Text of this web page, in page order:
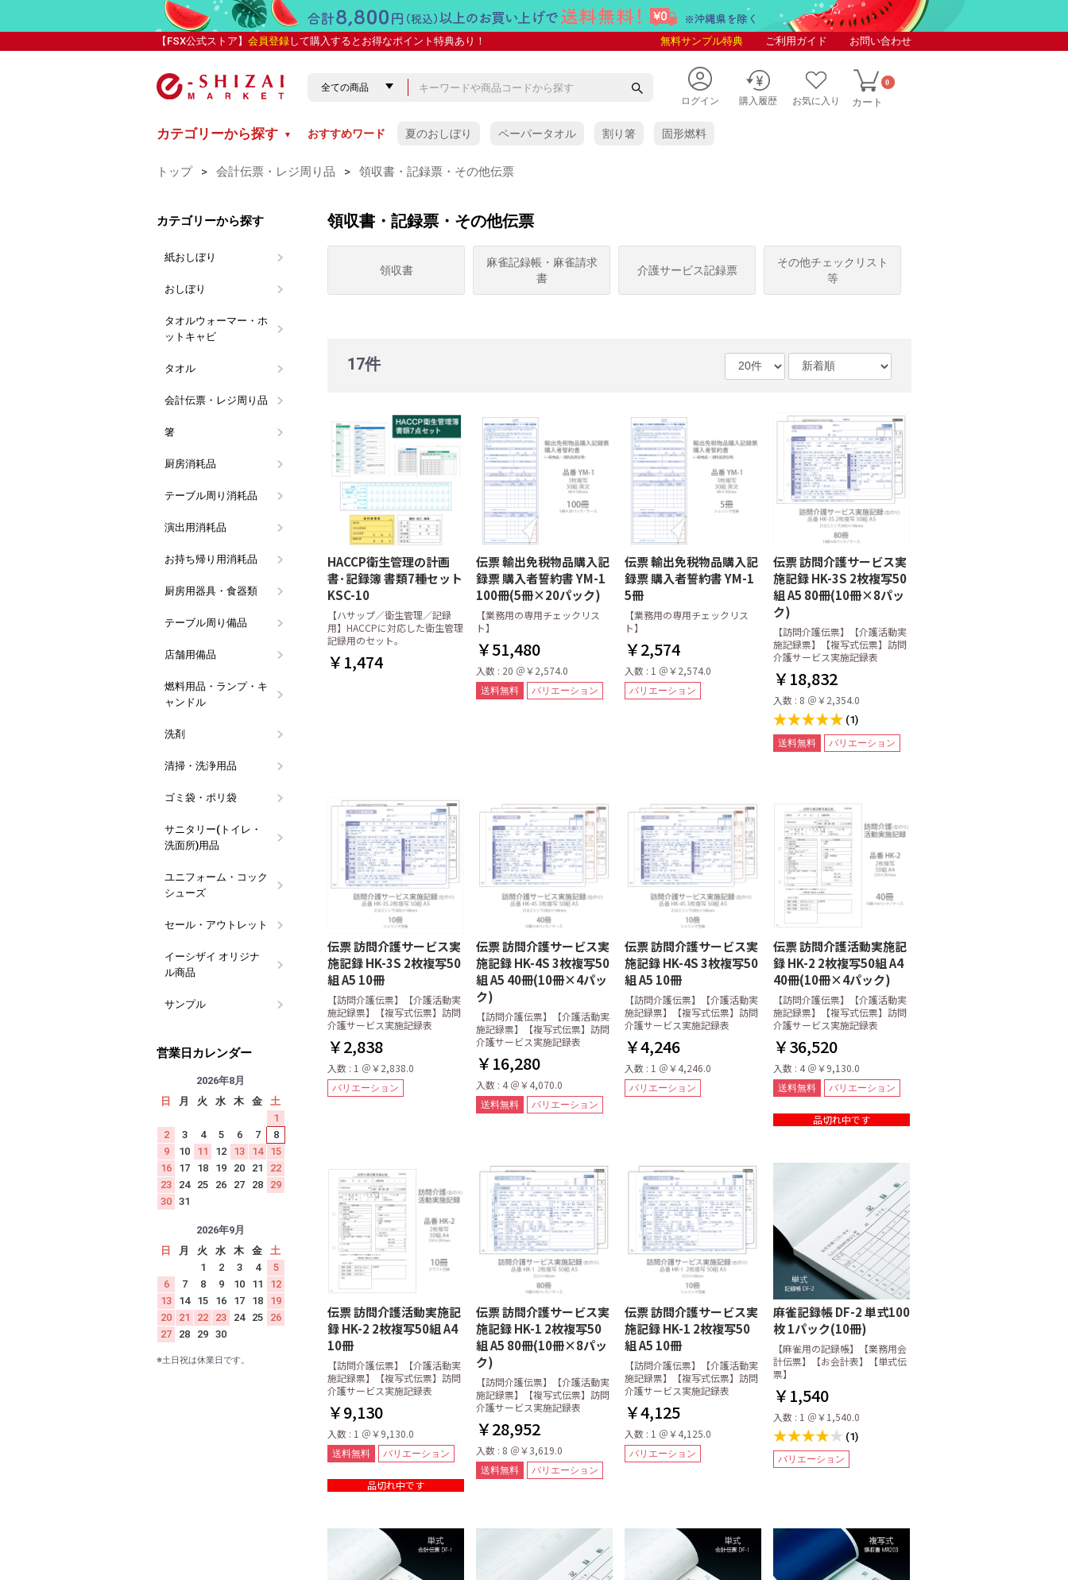
【FSX公式ストア】 会員登録して購入するとお得なポイント特典あり！ 無料サンプル特典 ご利用ガイド お問い合わせ
ログイン 購入履歴 お気に入り カート
0
カテゴリーから探す ▼ おすすめワード 夏のおしぼり ペーパータオル 割り箸 固形燃料
トップ > 会計伝票・レジ周り品 > 領収書・記録票・その他伝票
カテゴリーから探す
紙おしぼり ケース販売
少量パック
ケース販売
少量パック
ケース販売
少量パック
アロマプレミアム
アロマプレミアム with
SILKY(シルキー)
COLORS(カラーズ)
金銀おしぼり
スパンレース
タイムリー
タイムリーHC
リフレ 未晒し
フレッシュメイト
e-style
ソフトクリーン
イオニオン
クロスクリーン
クリール
スーパークリーン
HAND&BODY
その他の紙おしぼり
VB-COSME-おしぼり
おしぼり
タオルウォーマー・ホ
ットキャビ
タオル ハンドタオル
タオルハンガー
会計伝票・レジ周り品
箸 菩提樹(ぼだいじゅ)
アスペン(白楊)
竹・炭化竹
エゾ松/トド松
箸袋入り箸 1ケース(100膳)
1パック(10膳)
四角(21cm)
八角(22.5cm)
六角(23cm)
箸袋・箸帯・箸置 箸袋 日本の色シリーズ
箸袋 きものシリーズ
箸袋ハカマ
箸袋中袋
箸帯・箸巻紙
箸置・箸箱
厨房消耗品 ポリエチレン手袋
アルミホイル・クッキング
キッチンペーパー
ペーパータオル 中判 (レギュラー)
小判 (エコノミー)
ペーパータオル・ティッシ
ュホルダー
中判 (レギュラー)
小判 (エコノミー)
中判小判兼用タイプ
キッチンペーパーラック
ミートペーパー・ドリップ
フリーザーバッグ・保存用
ポリエチレン手袋
ラテックス手袋
厚手ビニール手袋
使い捨て手袋・厚手ビニー
ポリエチレン手袋
ラテックス手袋
厚手ビニール手袋
ニトリル手袋
水切りネット
マスク・ヘアキャップ ぎんなん串
鉄砲串
田楽串
のし串
ぎんなん串
鉄砲串
田楽串
のし串
松葉串
真空パック用ナイロンポリ
だしとり袋・アク取りシー
殺虫・防虫剤
スポンジ類
張り合わせウレタンスポン
ネットスポンジ・ゴッシュ
たわし
タワシ類 不織布たわし
布たわし
パームたわし
金たわし
その他のたわし
カウンタークロス
クロス類
その他厨房消耗品
テーブル周り消耗品 ティッシュ
ペーパーコースター
楊枝・ピンチョス
使い捨てエプロン ストレートストロー
フレックスストロー(曲がる
ストロー)
個包装ストロー
ペーパーストロー
紙ナプキン 2/3タイプ 紙ナプキン
六つ折 紙ナプキン
四つ折 紙ナプキン
2プライ(八つ折) 紙ナプキン
紙製テーブルマット
テーブルクロス シート100×100cm
シート150×150cm
ロール100cm×100m
ロール150cm×100m
スパチュラ(使い捨て木製ヘ
使い捨てマスクケース 抗菌加工
低単価
大判サイズ
演出用消耗品 レースペーパー レースペーパー丸型
レースペーパー小判型
花火(演出用)
お持ち帰り用消耗品
使い捨てスプーン・フォー
使い捨てマドラー
フードパック・輪ゴム
タレビン
アルミカップ・グラシンケ
紙皿・紙容器・使い捨て容
紙コップ
保冷剤 ビニール タイプ
不織布 タイプ
プラカップ プラカップ本体
プラカップ専用の蓋
少量販売
耐油平袋(ファシルパック)
厨房用器具・食器類 鍋・鍋用備品・フライパン 卓上鍋
中華鍋
フライパン
寸胴鍋
円付鍋
雪平鍋
鍋用備品
三島土鍋
スキレット
ごはん鍋
その他オーブン・鍋
お玉・レードル・カス揚げ 卓上お玉
レードル
カス揚げ
シリコン調理器具
菜箸・花箸・トング・デッ
お菓子作り道具
洗浄用ラック・ボックス
計量カップ・計量スプーン
バット・ボール・ざる・卸
バット
おろし金
ボール
包丁・ナイフ・砥石・包丁
秤(スケール)・温度計・キ
炊飯ネット
調味缶・ヤクミ入れ レンゲ
とんすい・取り皿
流し周り備品 蛇口
三角コーナー
キッチンポット・保存容器 保存容器
ジップロック コンテナー
アイデア調理道具
お鍋に欠かせないグッズ
しゃもじ
その他の厨房用器具
テーブル周り備品 メニューブック A4サイズ
B5サイズ
B4サイズ
オプションパーツ
メニュー立て
ナプキンスタンド
コースター
ウォーターピッチャー
ステンレスポット
テーブルサイン
その他テーブル周り備品
バー用品(カクテルグッズ)
ワインクーラー・コルク抜
き・トーション
トレイ・ウォーターポッ
ト・アイスペール
調味料容器
カトラリーケース(ボック
カラーナプキン(綿100%)
店舗用備品 アロマディフューザー
防災用品 簡易トイレ
からだ拭き
その他店舗用備品 KASAケース
ロールポリ用器具
バッグケース・クロークバ
スケット
その他
燃料用品・ランプ・キ
ャンドル
LEDライト
火起こし・火消し壷・火バ
サミ
焼き網
固形燃料少量パック販売
固形燃料ケース販売
固形燃料(カエン)用備品
洗剤
清掃・洗浄用品
ゴミ袋・ポリ袋 業務用100枚BOXタイプ
10枚パックタイプ
トル以上)
その他のゴミ袋・ポリ袋
レジバッグ・ランチバッグ
フクロール(ロールポリ袋)
サニタリー(トイレ・
洗面所)用品
ペーパータオル 中判 (レギュラー)
小判 (エコノミー)
ペーパータオル・ティッシ
ュホルダー
中判 (レギュラー)
小判 (エコノミー)
中判小判兼用タイプ
トイレットペーパー
便座クリーナー・シートペ
パウダールームグッズ
ハンドソープ・手指用アル
ハンドソープ
手指用アルコール
トイレ掃除用品・備品 トイレクリーナーシート
トイレブラシ
トイレ用備品
トイレボール
サニタリーパック
トイレ用洗剤
マウスウォッシュ
マスク用品
ユニフォーム・コック
シューズ
コックシューズ
白衣・前掛
セール・アウトレット 数量限定・在庫限り
イーシザイ オリジナ
ル商品
タオルウォーマー
おしぼり・タオル
おしぼりトレー・おしぼり
アロマ
ポケットおしぼり スタンダード
各種商品
全国送料無料
会計伝票・レジ周り品
割り箸・箸袋
ラップ・キッチンペーパー
ペーパータオル・ホルダー
台拭き・食器拭き
ストロー・楊枝・ナプキン
ポット・ピッチャー
食器用・食洗器用洗剤
ウエス
漂白剤・除菌アルコール
ゴミ袋・サニタリー
ギフト向け
その他の備品・消耗品
サンプル ラルムお試しセット
紙おしぼり丸型
紙おしぼり平型
営業日カレンダー
2026年8月
日
月 火 水 木 金
土
1
2
3 4 5 6 7
8
9
10 11 12 13 14
15
16
17 18 19 20 21
22
23
24 25 26 27 28
29
30 31
2026年9月
日
月 火 水 木 金
土
1
2 3 4
5
6
7 8 9 10 11
12
13
14 15 16 17 18
19
20
21 22 23 24 25
26
27
28 29 30
※土日祝は休業日です。
領収書・記録票・その他伝票
領収書
麻雀記録帳・麻雀請求
書
介護サービス記録票
その他チェックリスト
等
17件
HACCP衛生管理の計画
書･記録簿 書類7種セット
KSC-10
【ハサップ／衛生管理／記録
用】HACCPに対応した衛生管理
記録用のセット。
￥1,474
伝票 輸出免税物品購入記
録票 購入者誓約書 YM-1
100冊(5冊×20パック)
【業務用の専用チェックリス
ト】
￥51,480
入数 : 20 ＠￥2,574.0
送料無料 バリエーション
伝票 輸出免税物品購入記
録票 購入者誓約書 YM-1
5冊
【業務用の専用チェックリス
ト】
￥2,574
入数 : 1 ＠￥2,574.0
バリエーション
伝票 訪問介護サービス実
施記録 HK-3S 2枚複写50
組 A5 80冊(10冊×8パッ
ク)
【訪問介護伝票】【介護活動実
施記録票】【複写式伝票】訪問
介護サービス実施記録表
￥18,832
入数 : 8 ＠￥2,354.0
(1)
送料無料 バリエーション
伝票 訪問介護サービス実
施記録 HK-3S 2枚複写50
組 A5 10冊
【訪問介護伝票】【介護活動実
施記録票】【複写式伝票】訪問
介護サービス実施記録表
￥2,838
入数 : 1 ＠￥2,838.0
バリエーション
伝票 訪問介護サービス実
施記録 HK-4S 3枚複写50
組 A5 40冊(10冊×4パッ
ク)
【訪問介護伝票】【介護活動実
施記録票】【複写式伝票】訪問
介護サービス実施記録表
￥16,280
入数 : 4 ＠￥4,070.0
送料無料 バリエーション
伝票 訪問介護サービス実
施記録 HK-4S 3枚複写50
組 A5 10冊
【訪問介護伝票】【介護活動実
施記録票】【複写式伝票】訪問
介護サービス実施記録表
￥4,246
入数 : 1 ＠￥4,246.0
バリエーション
伝票 訪問介護活動実施記
録 HK-2 2枚複写50組 A4
40冊(10冊×4パック)
【訪問介護伝票】【介護活動実
施記録票】【複写式伝票】訪問
介護サービス実施記録表
￥36,520
入数 : 4 ＠￥9,130.0
送料無料 バリエーション
品切れ中です
伝票 訪問介護活動実施記
録 HK-2 2枚複写50組 A4
10冊
【訪問介護伝票】【介護活動実
施記録票】【複写式伝票】訪問
介護サービス実施記録表
￥9,130
入数 : 1 ＠￥9,130.0
送料無料 バリエーション
品切れ中です
伝票 訪問介護サービス実
施記録 HK-1 2枚複写50
組 A5 80冊(10冊×8パッ
ク)
【訪問介護伝票】【介護活動実
施記録票】【複写式伝票】訪問
介護サービス実施記録表
￥28,952
入数 : 8 ＠￥3,619.0
送料無料 バリエーション
伝票 訪問介護サービス実
施記録 HK-1 2枚複写50
組 A5 10冊
【訪問介護伝票】【介護活動実
施記録票】【複写式伝票】訪問
介護サービス実施記録表
￥4,125
入数 : 1 ＠￥4,125.0
バリエーション
麻雀記録帳 DF-2 単式100
枚 1パック(10冊)
【麻雀用の記録帳】【業務用会
計伝票】【お会計表】【単式伝
票】
￥1,540
入数 : 1 ＠￥1,540.0
(1)
バリエーション